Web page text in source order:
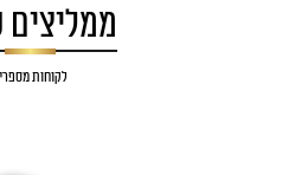
ממליצים
לקוחות